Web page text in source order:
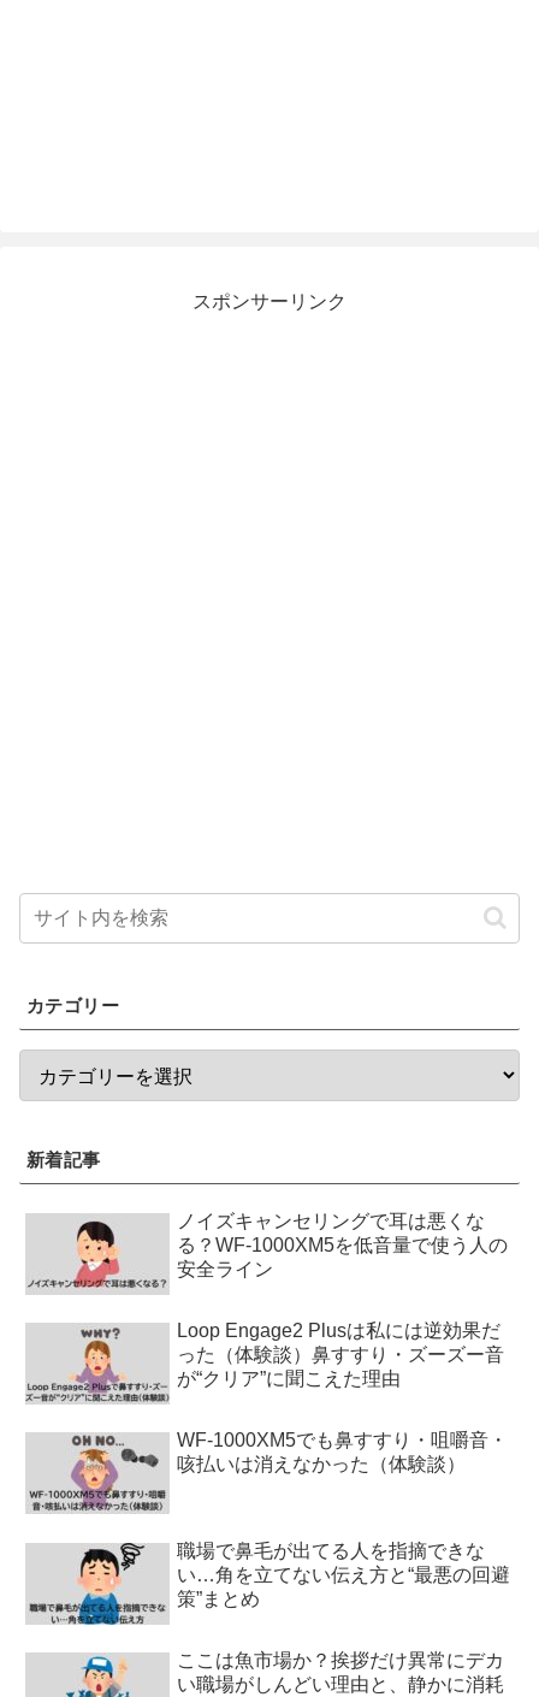
スポンサーリンク
カテゴリー
新着記事
ノイズキャンセリングで耳は悪くな
る？WF-1000XM5を低音量で使う人の
安全ライン
Loop Engage2 Plusは私には逆効果だ
った（体験談）鼻すすり・ズーズー音
が“クリア”に聞こえた理由
WF-1000XM5でも鼻すすり・咀嚼音・
咳払いは消えなかった（体験談）
職場で鼻毛が出てる人を指摘できな
い…角を立てない伝え方と“最悪の回避
策”まとめ
ここは魚市場か？挨拶だけ異常にデカ
い職場がしんどい理由と、静かに消耗